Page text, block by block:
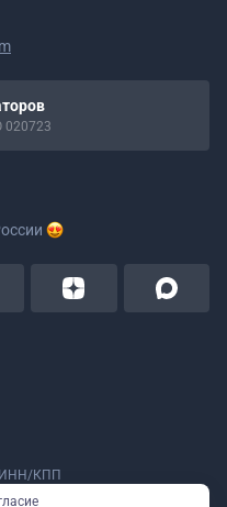
020723
ИНН/КПП